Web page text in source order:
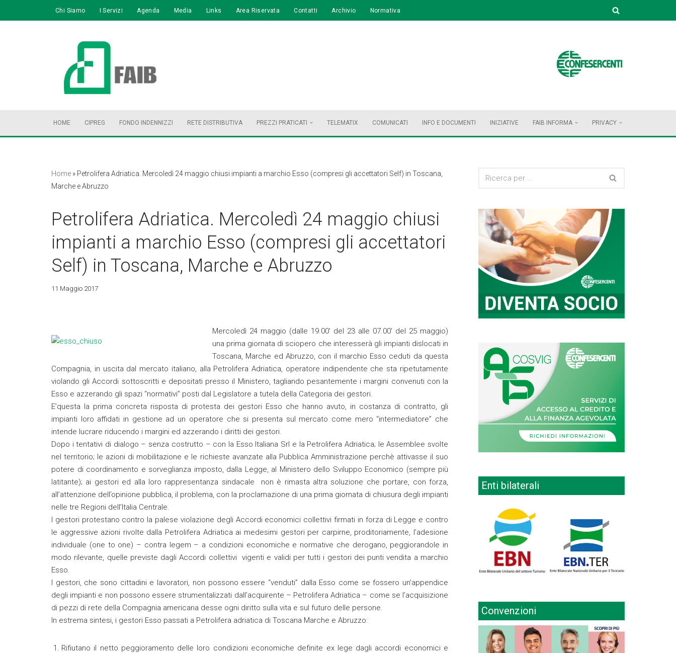
Chi Siamo I Servizi Agenda Media Links Area Riservata Contatti Archivio Normativa
HOME CIPREG FONDO INDENNIZZI RETE DISTRIBUTIVA PREZZI PRATICATI TELEMATIX COMUNICATI INFO E DOCUMENTI INIZIATIVE FAIB INFORMA PRIVACY
Home » Petrolifera Adriatica. Mercoledì 24 maggio chiusi impianti a marchio Esso (compresi gli accettatori Self) in Toscana,
Marche e Abruzzo
Petrolifera Adriatica. Mercoledì 24 maggio chiusi
impianti a marchio Esso (compresi gli accettatori
Self) in Toscana, Marche e Abruzzo
11 Maggio 2017
Mercoledì 24 maggio (dalle 19.00′ del 23 alle 07.00′ del 25 maggio)
una prima giornata di sciopero che interesserà gli impianti dislocati in
Toscana, Marche ed Abruzzo, con il marchio Esso ceduti da questa
Compagnia, in uscita dal mercato italiano, alla Petrolifera Adriatica, operatore indipendente che sta ripetutamente
violando gli Accordi sottoscritti e depositati presso il Ministero, tagliando pesantemente i margini convenuti con la
Esso e azzerando gli spazi “normativi” posti dal Legislatore a tutela della Categoria dei gestori.
E’questa la prima concreta risposta di protesta dei gestori Esso che hanno avuto, in costanza di contratto, gli
impianti loro affidati in gestione ad un operatore che si presenta sul mercato come mero “intermediatore” che
intende lucrare riducendo i margini ed azzerando i diritti dei gestori.
Dopo i tentativi di dialogo – senza costrutto – con la Esso Italiana Srl e la Petrolifera Adriatica; le Assemblee svolte
nel territorio; le azioni di mobilitazione e le richieste avanzate alla Pubblica Amministrazione perchè attivasse il suo
potere di coordinamento e sorveglianza imposto, dalla Legge, al Ministero dello Sviluppo Economico (sempre più
latitante); ai gestori ed alla loro rappresentanza sindacale non è rimasta altra soluzione che portare, con forza,
all’attenzione dell’opinione pubblica, il problema, con la proclamazione di una prima giornata di chiusura degli impianti
nelle tre Regioni dell’Italia Centrale.
I gestori protestano contro la palese violazione degli Accordi economici collettivi firmati in forza di Legge e contro
le aggressive azioni rivolte dalla Petrolifera Adriatica ai medesimi gestori per carpirne, proditoriamente, l’adesione
individuale (one to one) – contra legem – a condizioni economiche e normative che derogano, peggiorandole in
modo rilevante, quelle previste dagli Accordi collettivi vigenti e validi per tutti i gestori dei punti vendita a marchio
Esso.
I gestori, che sono cittadini e lavoratori, non possono essere “venduti” dalla Esso come se fossero un’appendice
degli impianti e non possono essere strumentalizzati dall’acquirente – Petrolifera Adriatica – come se l’acquisizione
di pezzi di rete della Compagnia americana desse ogni diritto sulla vita e sul futuro delle persone.
In estrema sintesi, i gestori Esso passati a Petrolifera adriatica di Toscana Marche e Abruzzo:
Rifiutano il netto peggioramento delle loro condizioni economiche definite ex lege dagli accordi economici e
Enti bilaterali
Convenzioni